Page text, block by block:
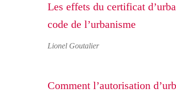
Les effets du certificat
code de l’urbanisme
Lionel Goutalier
Comment l’autorisation